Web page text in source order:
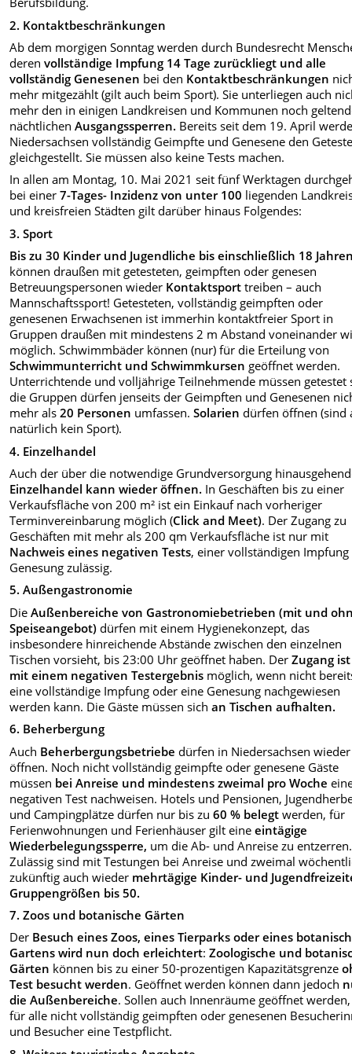
2. Kontaktbeschränkungen
Ab dem morgigen Sonntag werden durch Bundesrecht
derenvollständige Impfung 14 Tage zurückliegt und alle
vollständig Genesenen bei den Kontaktbeschränkungen
mehr mitgezählt (gilt auch beim Sport). Sie unterliegen auch
mehr den in einigen Landkreisen und Kommunen noch
nächtlichenAusgangssperren. Bereits seit dem 19. April
Niedersachsenvollständig Geimpfte und Genesene den
gleichgestellt. Sie müssen also keine Tests machen.
In allen am Montag, 10. Mai 2021 seit fünf Werktagen
bei einer7-Tages- Inzidenz von unter 100 liegenden
und kreisfreien Städten gilt darüber hinaus Folgendes:
3. Sport
Bis zu 30 Kinder und Jugendliche bis einschließlich 18
können draußen mit getesteten, geimpften oder genesen
Betreuungspersonen wieder Kontaktsport treiben – auch
Mannschaftssport! Getesteten, vollständig geimpften oder
genesenen Erwachsenen ist immerhin kontaktfreier Sport in
Gruppen draußen mit mindestens 2 m Abstand voneinander
möglich. Schwimmbäder können (nur) für die Erteilung von
Schwimmunterricht und Schwimmkursen geöffnet werden.
Unterrichtende und volljährige Teilnehmende müssen getestet
die Gruppen dürfen jenseits der Geimpften und Genesenen
mehr als20 Personen umfassen.Solarien dürfen öffnen (sind
natürlich kein Sport).
4. Einzelhandel
Auch der über die notwendige Grundversorgung
Einzelhandel kann wieder öffnen. In Geschäften bis zu einer
Verkaufsfläche von 200 m² ist ein Einkauf nach vorheriger
Terminvereinbarung möglich (Click and Meet). Der Zugang zu
Geschäften mit mehr als 200 qm Verkaufsfläche ist nur mit
Nachweis eines negativen Tests, einer vollständigen
Genesung zulässig.
5. Außengastronomie
DieAußenbereiche von Gastronomiebetrieben (mit und
Speiseangebot) dürfen mit einem Hygienekonzept, das
insbesondere hinreichende Abstände zwischen den einzelnen
Tischen vorsieht, bis 23:00 Uhr geöffnet haben. DerZugang
mit einem negativen Testergebnis möglich, wenn nicht
eine vollständige Impfung oder eine Genesung nachgewiesen
werden kann. Die Gäste müssen sichan Tischen aufhalten.
6. Beherbergung
Auch Beherbergungsbetriebe dürfen in Niedersachsen wieder
öffnen. Noch nicht vollständig geimpfte oder genesene Gäste
müssen bei Anreise und mindestens zweimal pro Woche
negativen Test nachweisen. Hotels und Pensionen,
und Campingplätze dürfen nur bis zu60 % belegt werden, für
Ferienwohnungen und Ferienhäuser gilt eineeintägige
Wiederbelegungssperre, um die Ab- und Anreise zu entzerren.
Zulässig sind mit Testungen bei Anreise und zweimal
zukünftig auch wieder mehrtägige Kinder- und
Gruppengrößen bis 50.
7. Zoos und botanische Gärten
Der Besuch eines Zoos, eines Tierparks oder eines
Gartens wird nun doch erleichtert:Zoologische und
Gärten können bis zu einer 50-prozentigen Kapazitätsgrenze
Test besucht werden. Geöffnet werden können dann jedoch
die Außenbereiche. Sollen auch Innenräume geöffnet
für alle nicht vollständig geimpften oder genesenen
und Besucher eine Testpflicht.